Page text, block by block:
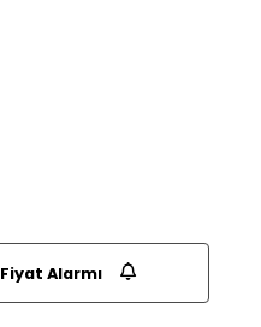
Fiyat Alarmı